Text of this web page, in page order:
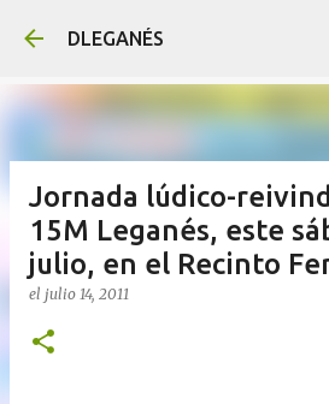
DLEGANÉS
Jornada lúdico-
15M Leganés, este
julio, en el Recinto
el julio 14, 2011